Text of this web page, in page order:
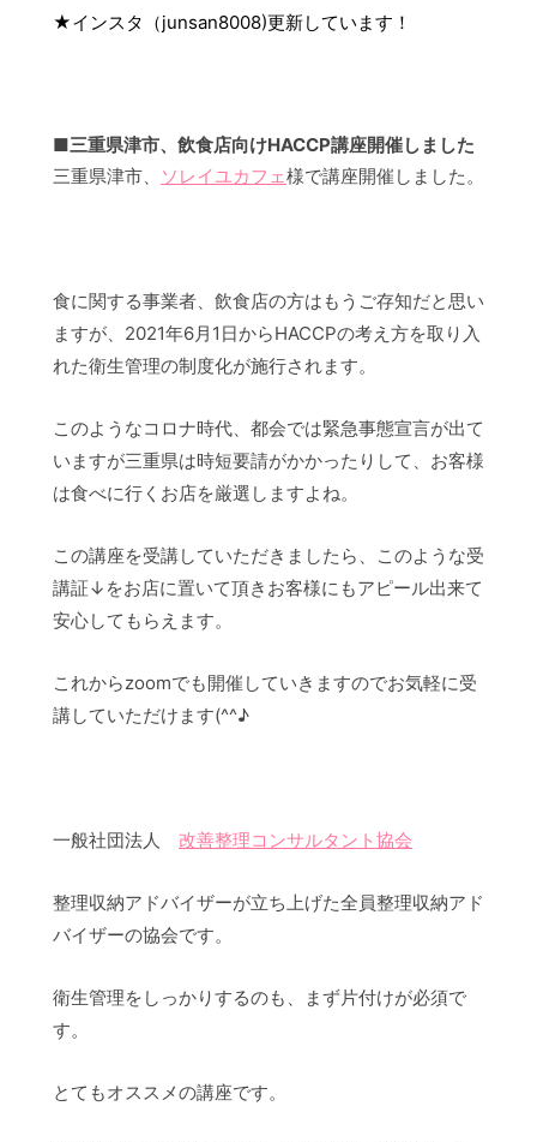
★インスタ（junsan8008)更新しています！
■三重県津市、飲食店向けHACCP講座開催しました
三重県津市、
ソレイユカフェ様で講座開催しました。
食に関する事業者、飲食店の方はもうご存知だと思い
ますが、2021年6月1日からHACCPの考え方を取り入
れた衛生管理の制度化が施行されます。
このようなコロナ時代、都会では緊急事態宣言が出て
いますが三重県は時短要請がかかったりして、お客様
は食べに行くお店を厳選しますよね。
この講座を受講していただきましたら、このような受
講証↓をお店に置いて頂きお客様にもアピール出来て
安心してもらえます。
これからzoomでも開催していきますのでお気軽に受
講していただけます(^^♪
一般社団法人 改善整理コンサルタント協会
整理収納アドバイザーが立ち上げた全員整理収納アド
バイザーの協会です。
衛生管理をしっかりするのも、まず片付けが必須で
す。
とてもオススメの講座です。